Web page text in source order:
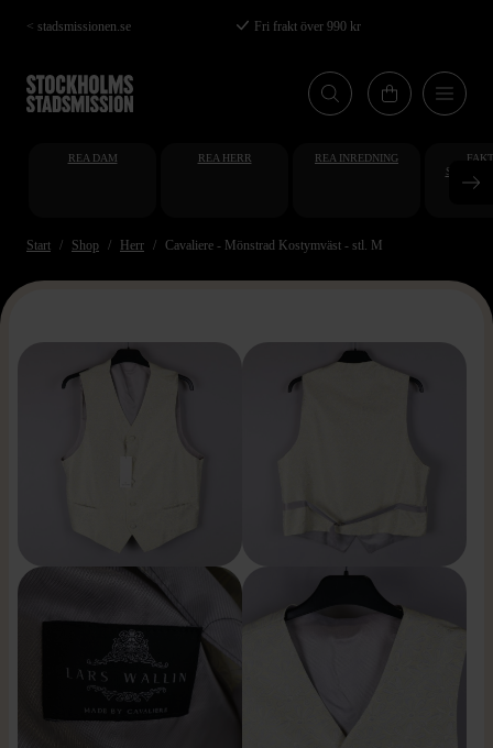
Hoppa
till
huvudinnehåll
< stadsmissionen.se Fri frakt över 990 kr
REA DAM REA HERR REA INREDNING
Start Shop Herr Cavaliere - Mönstrad Kostymväst - stl. M